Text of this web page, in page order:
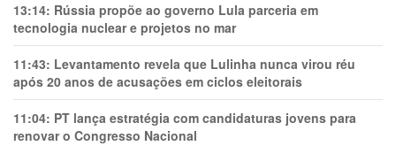
13:14: Rússia propõe ao governo Lula parceria em
tecnologia nuclear e projetos no mar
11:43: Levantamento revela que Lulinha nunca virou réu
após 20 anos de acusações em ciclos eleitorais
11:04: PT lança estratégia com candidaturas jovens para
renovar o Congresso Nacional